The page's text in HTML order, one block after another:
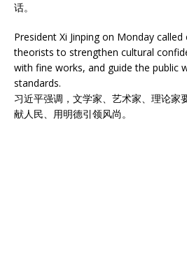
话。
President Xi Jinping on Monday
theorists to strengthen cultural
with fine works, and guide the public
standards.
习近平强调，文学家、艺术家、理论家
献人民、用明德引领风尚。